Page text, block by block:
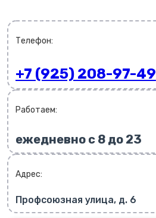
Телефон:
+7 (925) 208-97-49
Работаем:
ежедневно с 8 до 23
Адрес:
Профсоюзная улица, д. 6